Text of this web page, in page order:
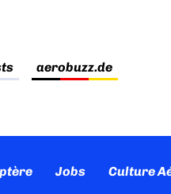
aerobuzz.de
Jobs Culture